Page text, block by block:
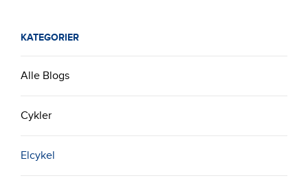
KATEGORIER
Alle Blogs
Cykler
Elcykel